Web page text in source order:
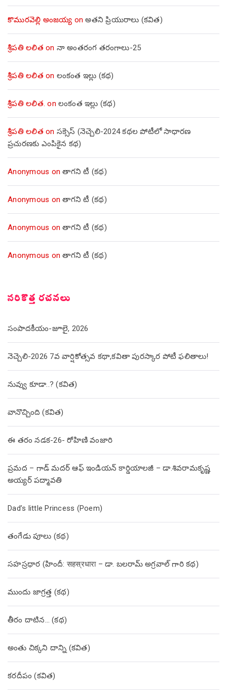
కొమురవెల్లి అంజయ్య onఅతని ప్రియురాలు (కవిత)
శ్రీపతి లలిత on నా అంతరంగ తరంగాలు-25
శ్రీపతి లలిత on లంకంత ఇల్లు (కథ)
శ్రీపతి లలిత. on లంకంత ఇల్లు (కథ)
శ్రీపతి లలిత on సక్సెస్ (నెచ్చెలి-2024 కథల పోటీలో సాధారణ
ప్రచురణకు ఎంపికైన కథ)
Anonymous onతాగని టీ (కథ)
Anonymous onతాగని టీ (కథ)
Anonymous onతాగని టీ (కథ)
Anonymous onతాగని టీ (కథ)
సరికొత్త రచనలు
సంపాదకీయం-జూలై, 2026
నెచ్చెలి-2026 7వ వార్షికోత్సవ కథా,కవితా పురస్కార పోటీ ఫలితాలు!
నువ్వు కూడా..? (కవిత)
వానొచ్చింది (కవిత)
ఈ తరం నడక-26- రోహిణి వంజారి
ప్రమద – గాడ్ మదర్ ఆఫ్ ఇండియన్ కార్డియాలజీ – డా.శివరామకృష్ణ
అయ్యర్ పద్మావతి
Dad’s little Princess (Poem)
తంగేడు పూలు (క‌థ‌)
సహస్రధార (హిందీ: सहस्रधारा – డా. బలరామ్ అగ్రవాల్ గారి కథ)
ముందు జాగ్రత్త (క‌థ‌)
తీరం దాటిన… (క‌థ‌)
అంతు చిక్కని దాన్ని (కవిత)
కరదీపం (కవిత)